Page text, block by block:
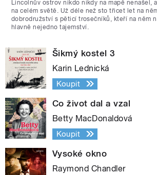
Lincolnův ostrov nikdo nikdy na mapě nenašel,
na celém světě. Už déle než sto třicet let na
dobrodružství s pěticí trosečníků, kteří na něm
hlavně nejedno tajemství.
Šikmý kostel 3
Karin Lednická
Koupit
Co život dal a vzal
Betty MacDonaldová
Koupit
Vysoké okno
Raymond Chandler